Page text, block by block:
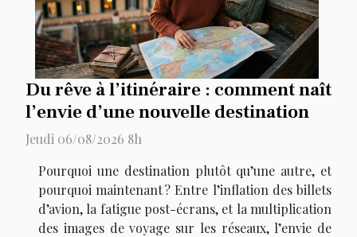
Du rêve à l’itinéraire : comment naît
l’envie d’une nouvelle destination
Jeudi 06/08/2026 8h
Pourquoi une destination plutôt qu’une autre, et
pourquoi maintenant ? Entre l’inflation des billets
d’avion, la fatigue post-écrans, et la multiplication
des images de voyage sur les réseaux, l’envie de